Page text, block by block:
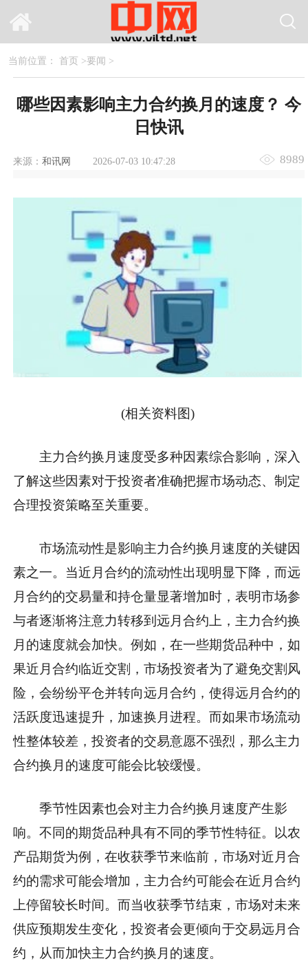
当前位置： 首页 >要闻 >
哪些因素影响主力合约换月的速度？ 今
日快讯
来源： 和讯网 2026-07-03 10:47:28 8989
(相关资料图)
主力合约换月速度受多种因素综合影响，深入
了解这些因素对于投资者准确把握市场动态、制定
合理投资策略至关重要。
市场流动性是影响主力合约换月速度的关键因
素之一。当近月合约的流动性出现明显下降，而远
月合约的交易量和持仓量显著增加时，表明市场参
与者逐渐将注意力转移到远月合约上，主力合约换
月的速度就会加快。例如，在一些期货品种中，如
果近月合约临近交割，市场投资者为了避免交割风
险，会纷纷平仓并转向远月合约，使得远月合约的
活跃度迅速提升，加速换月进程。而如果市场流动
性整体较差，投资者的交易意愿不强烈，那么主力
合约换月的速度可能会比较缓慢。
季节性因素也会对主力合约换月速度产生影
响。不同的期货品种具有不同的季节性特征。以农
产品期货为例，在收获季节来临前，市场对近月合
约的需求可能会增加，主力合约可能会在近月合约
上停留较长时间。而当收获季节结束，市场对未来
供应预期发生变化，投资者会更倾向于交易远月合
约，从而加快主力合约换月的速度。